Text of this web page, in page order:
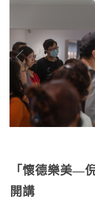
「懷德樂美—
開講